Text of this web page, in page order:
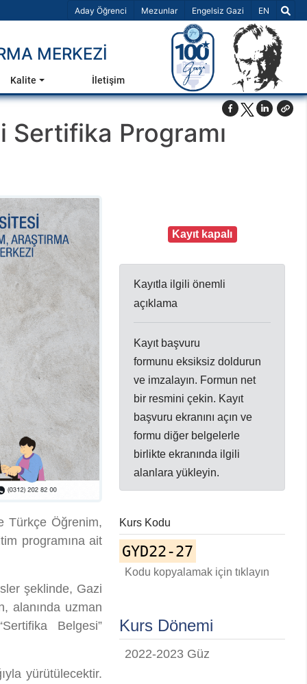
Aday Öğrenci Mezunlar Engelsiz Gazi Dil Seçiniz
EN
MERKEZİ
Kalite İletişim
Sertifika Programı
Türkçe Öğrenim,
programına ait
şeklinde, Gazi
alanında uzman
Belgesi”
yürütülecektir.
Kayıt kapalı
Kayıtla ilgili önemli
açıklama
Kayıt başvuru
formunu eksiksiz doldurun
ve imzalayın. Formun net
bir resmini çekin. Kayıt
başvuru ekranını açın ve
formu diğer belgelerle
birlikte ekranında ilgili
alanlara yükleyin.
Kurs Kodu
GYD22-27
Kodu kopyalamak için tıklayın
Kurs Dönemi
2022-2023 Güz